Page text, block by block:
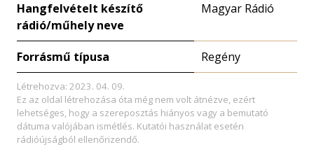
Hangfelvételt készítő
rádió/műhely neve
Magyar Rádió
Forrásmű típusa Regény
Létrehozva: 2023. 04. 09.
Ez az oldal létrehozása óta még nem volt átnézve, ezért
lehetséges, hogy a szereposztás hiányos vagy a bemutató
dátuma valójában ismétlés. Kutatói használat esetén
rádióújságból ellenőrizendő.